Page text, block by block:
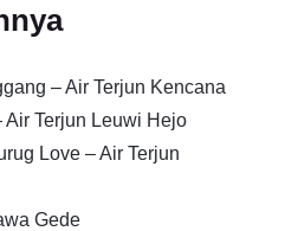
– Air Terjun Kencana
Air Terjun Leuwi Hejo
Love – Air Terjun
Gede